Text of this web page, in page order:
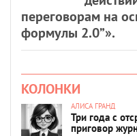
переговорам на
формулы 2.0”».
КОЛОНКИ
АЛИСА ГРАНД
Три года с
приговор